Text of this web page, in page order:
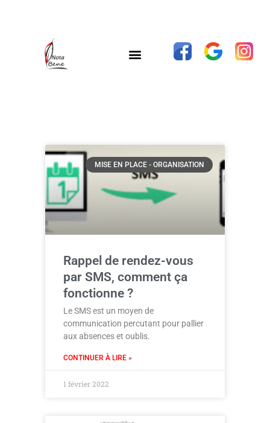
MISE EN PLACE - ORGANISATION
Rappel de rendez-vous
par SMS, comment ça
fonctionne ?
Le SMS est un moyen de
communication percutant pour pallier
aux absences et oublis.
CONTINUER À LIRE »
1 février 2022